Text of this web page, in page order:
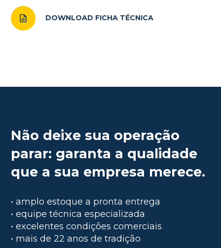
DOWNLOAD FICHA TÉCNICA
Não deixe sua operação
parar: garanta a qualidade
que a sua empresa merece.
• amplo estoque a pronta entrega
• equipe técnica especializada
• excelentes condições comerciais
• mais de 22 anos de tradição